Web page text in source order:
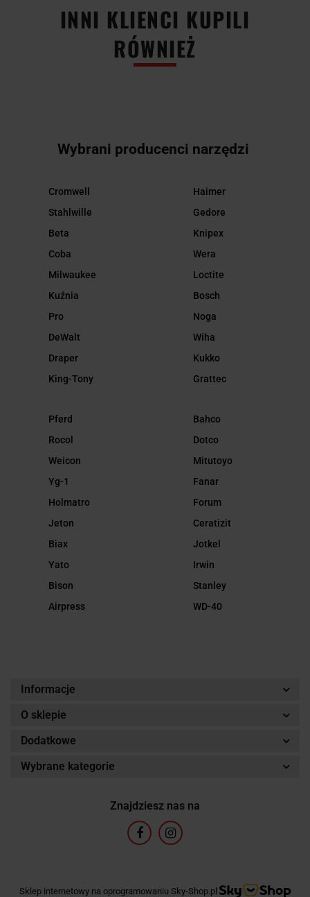
INNI KLIENCI KUPILI
RÓWNIEŻ
Wybrani producenci narzędzi
Cromwell
Stahlwille
Beta
Coba
Milwaukee
Kuźnia
Pro
DeWalt
Draper
King-Tony
Haimer
Gedore
Knipex
Wera
Loctite
Bosch
Noga
Wiha
Kukko
Grattec
Pferd
Rocol
Weicon
Yg-1
Holmatro
Jeton
Biax
Yato
Bison
Airpress
Bahco
Dotco
Mitutoyo
Fanar
Forum
Ceratizit
Jotkel
Irwin
Stanley
WD-40
Informacje
O sklepie
Dodatkowe
Wybrane kategorie
Znajdziesz nas na
Sklep internetowy na oprogramowaniu Sky-Shop.pl